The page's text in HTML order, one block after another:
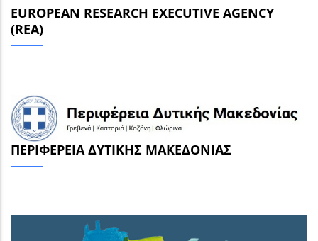
EUROPEAN RESEARCH EXECUTIVE AGENCY
(REA)
ΠΕΡΙΦΈΡΕΙΑ ΔΥΤΙΚΉΣ ΜΑΚΕΔΟΝΊΑΣ